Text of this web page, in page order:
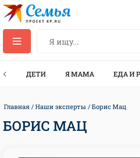
ДЕТИ Я МАМА ЕДА И
Главная Наши эксперты Борис Мац
БОРИС МАЦ